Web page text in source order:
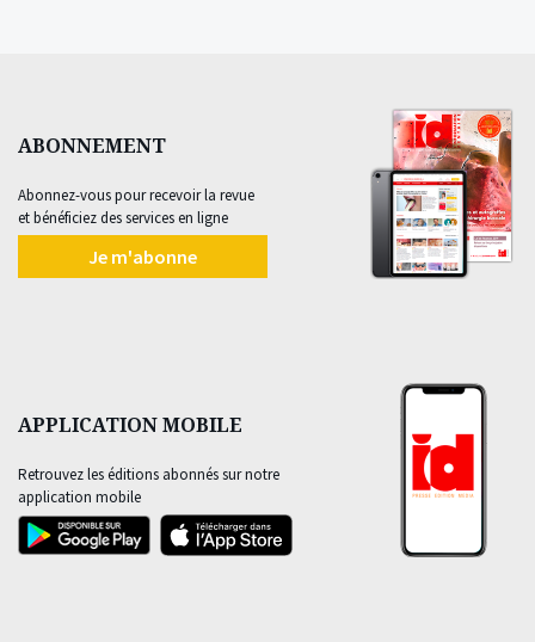
ABONNEMENT
Abonnez-vous pour recevoir la revue
et bénéficiez des services en ligne
Je m'abonne
APPLICATION MOBILE
Retrouvez les éditions abonnés sur notre
application mobile